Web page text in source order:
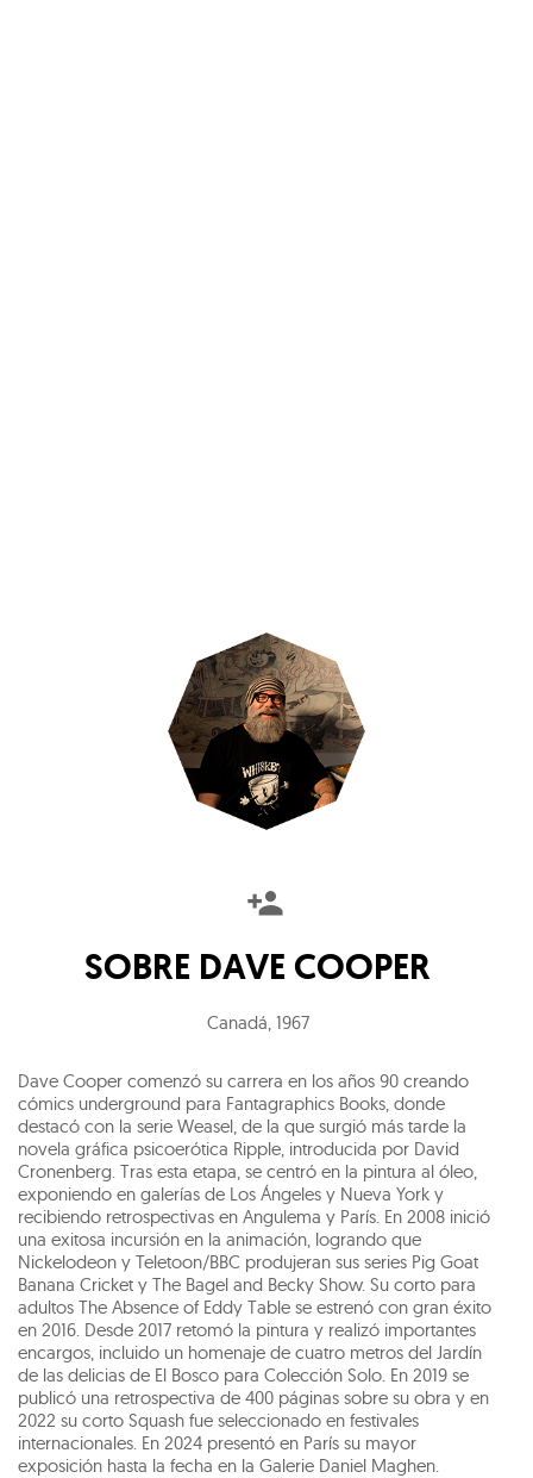
SOBRE DAVE COOPER
Canadá 1967
Dave Cooper comenzó su carrera en los años 90 creando
cómics underground para Fantagraphics Books, donde
destacó con la serie Weasel, de la que surgió más tarde la
novela gráfica psicoerótica Ripple, introducida por David
Cronenberg. Tras esta etapa, se centró en la pintura al óleo,
exponiendo en galerías de Los Ángeles y Nueva York y
recibiendo retrospectivas en Angulema y París. En 2008 inició
una exitosa incursión en la animación, logrando que
Nickelodeon y Teletoon/BBC produjeran sus series Pig Goat
Banana Cricket y The Bagel and Becky Show. Su corto para
adultos The Absence of Eddy Table se estrenó con gran éxito
en 2016. Desde 2017 retomó la pintura y realizó importantes
encargos, incluido un homenaje de cuatro metros del Jardín
de las delicias de El Bosco para Colección Solo. En 2019 se
publicó una retrospectiva de 400 páginas sobre su obra y en
2022 su corto Squash fue seleccionado en festivales
internacionales. En 2024 presentó en París su mayor
exposición hasta la fecha en la Galerie Daniel Maghen.